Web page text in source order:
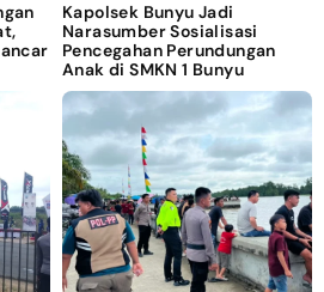
Kapolsek Bunyu Jadi
Narasumber Sosialisasi
Pencegahan Perundungan
Anak di SMKN 1 Bunyu